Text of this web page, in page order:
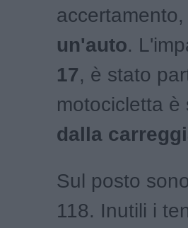
accertamento,
un'auto.
17, è stato
motocicletta è
dalla
Sul posto
118. Inutili i